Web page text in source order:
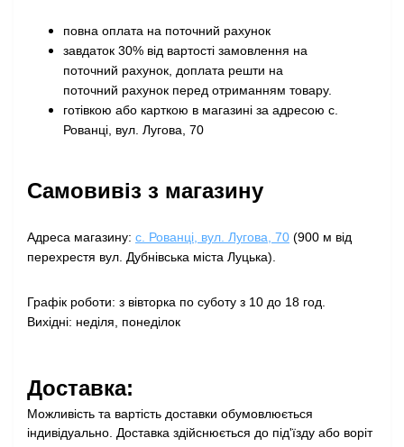
повна оплата на поточний рахунок
завдаток 30% від вартості замовлення на
поточний рахунок, доплата решти на
поточний рахунок перед отриманням товару.
готівкою або карткою в магазині за адресою с.
Рованці, вул. Лугова, 70
Самовивіз з магазину
Адреса магазину: с. Рованці, вул. Лугова, 70 (900 м від
перехрестя вул. Дубнівська міста Луцька).
Графік роботи: з вівторка по суботу з 10 до 18 год.
Вихідні: неділя, понеділок
Доставка:
Можливість та вартість доставки обумовлюється
індивідуально. Доставка здійснюється до під'їзду або воріт